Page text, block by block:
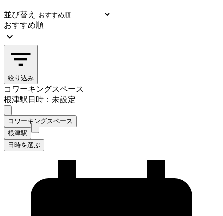
並び替え
おすすめ順
絞り込み
コワーキングスペース
根津駅日時：未設定
コワーキングスペース
根津駅
日時を選ぶ